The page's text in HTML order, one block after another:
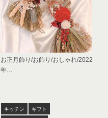
お正月飾り/お飾り/おしゃれ/2022
年…
キッチン ギフト